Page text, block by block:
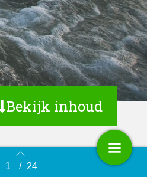
1 / 24
Bekijk inhoud